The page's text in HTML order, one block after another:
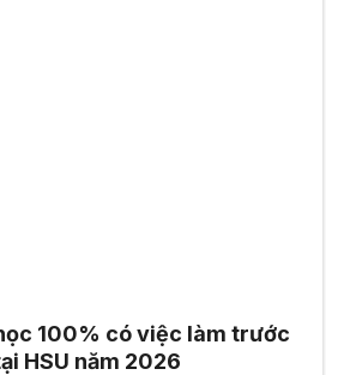
100% có việc làm trước
HSU năm 2026